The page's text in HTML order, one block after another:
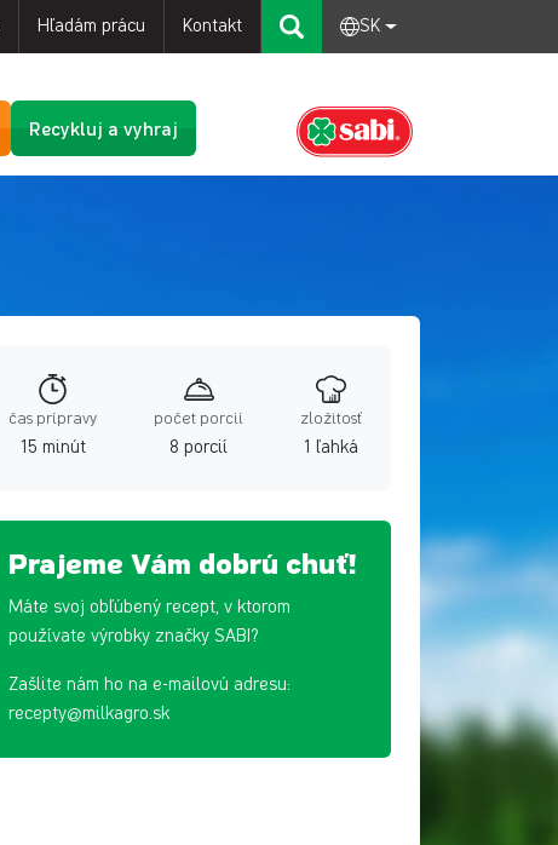
Hľadám prácu Kontakt SK
Recykluj a vyhraj
čas prípravy
15 minút
počet porcií
8 porcií
zložitosť
1 ľahká
Prajeme Vám dobrú chuť!
Máte svoj obľúbený recept, v ktorom
používate výrobky značky SABI?
Zašlite nám ho na e-mailovú adresu:
recepty@milkagro.sk